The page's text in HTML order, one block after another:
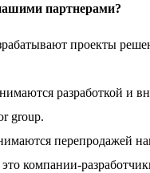
партнерами?
проекты
разработкой и
group.
перепродажей
это компании-